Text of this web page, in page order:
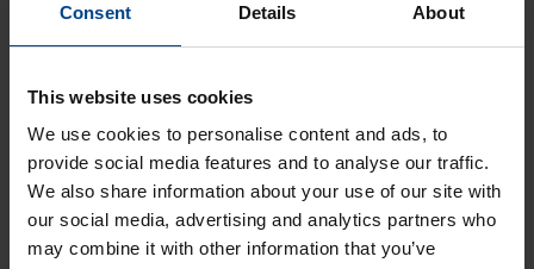
Consent Details About
This website uses cookies
We use cookies to personalise content and ads, to
provide social media features and to analyse our traffic.
We also share information about your use of our site with
our social media, advertising and analytics partners who
may combine it with other information that you’ve
Mitsubishi
Electriciltä
25.3.2024
Lukuaika: 3 min
Solcon-Igel
tuotteet jo lähes
30 vuotta
tuotevalikoimassamme